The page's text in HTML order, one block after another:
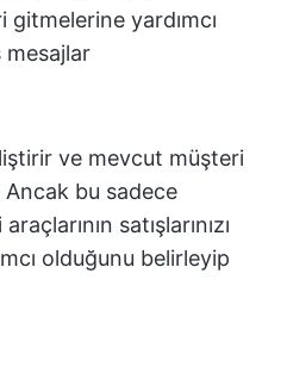
yardımcı
mesajlar
ve mevcut müşteri
Ancak bu sadece
satışlarınızı
olduğunu belirleyip